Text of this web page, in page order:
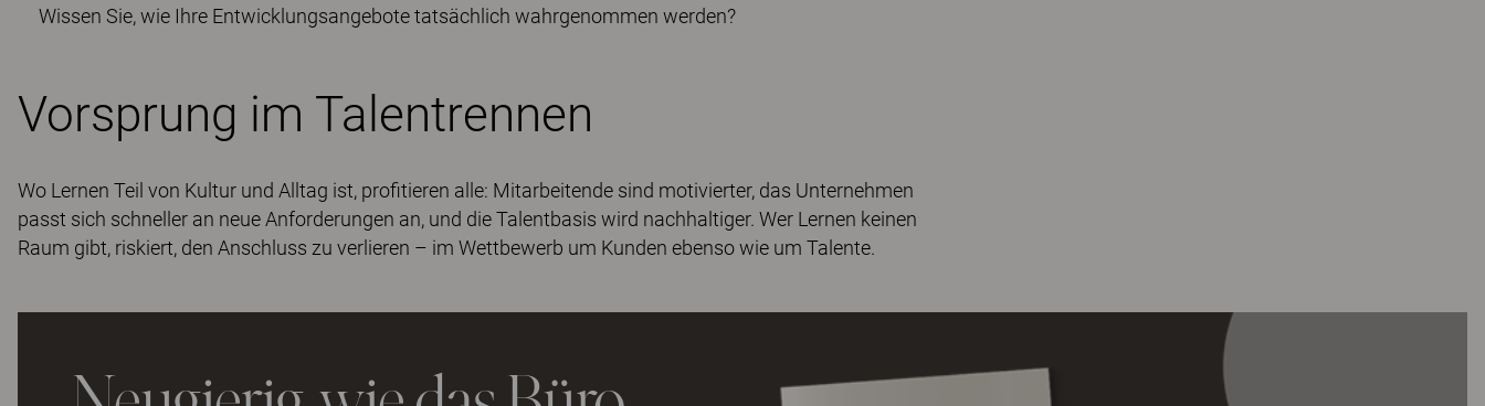
Wissen Sie, wie Ihre Entwicklungsangebote tatsächlich wahrgenommen werden?
Vorsprung im Talentrennen
Wo Lernen Teil von Kultur und Alltag ist, profitieren alle: Mitarbeitende sind motivierter, das Unternehmen
passt sich schneller an neue Anforderungen an, und die Talentbasis wird nachhaltiger. Wer Lernen keinen
Raum gibt, riskiert, den Anschluss zu verlieren – im Wettbewerb um Kunden ebenso wie um Talente.